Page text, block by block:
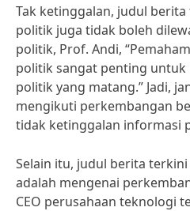
Tak ketinggalan, judul
politik juga tidak boleh
politik, Prof. Andi,
politik sangat penting
politik yang matang.” Jadi,
mengikuti perkembangan
tidak ketinggalan informasi
Selain itu, judul berita
adalah mengenai
CEO perusahaan teknologi